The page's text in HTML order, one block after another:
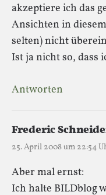
akzeptiere ich das
Ansichten in
selten) nicht
Ist ja nicht so, dass
Antworten
Frederic
25. April 2008 um 22:54
Aber mal ernst:
Ich halte BILDblog